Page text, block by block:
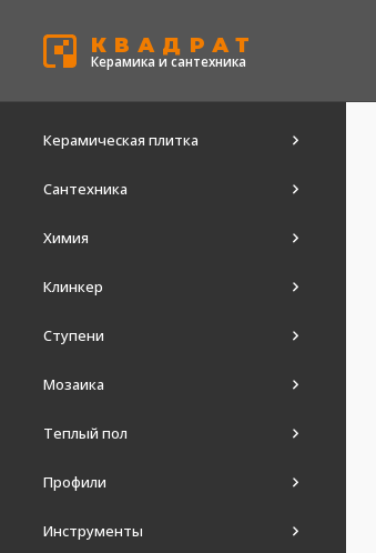
КВАДРАТ
Керамика и сантехника
Керамическая плитка
Сантехника
Химия
Клинкер
Ступени
Мозаика
Теплый пол
Профили
Инструменты